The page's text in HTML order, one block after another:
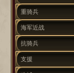
重骑兵
海军近战
抗骑兵
支援